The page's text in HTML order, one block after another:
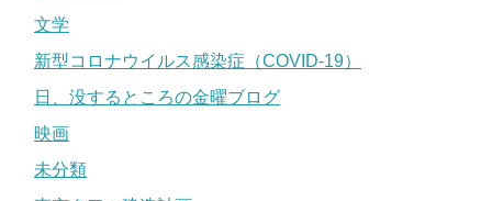
文学
新型コロナウイルス感染症（COVID-19）
日、没するところの金曜ブログ
映画
未分類